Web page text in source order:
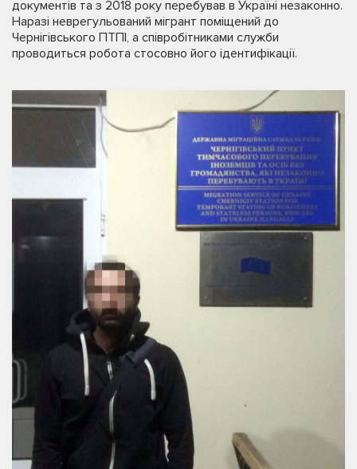
документів та з 2018 року перебував в Україні незаконно.
Наразі неврегульований мігрант поміщений до
Чернігівського ПТПІ, а співробітниками служби
проводиться робота стосовно його ідентифікації.